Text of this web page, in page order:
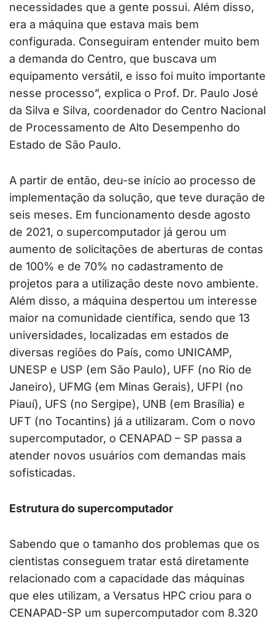
necessidades que a gente possui. Além disso,
era a máquina que estava mais bem
configurada. Conseguiram entender muito bem
a demanda do Centro, que buscava um
equipamento versátil, e isso foi muito importante
nesse processo”, explica o Prof. Dr. Paulo José
da Silva e Silva, coordenador do Centro Nacional
de Processamento de Alto Desempenho do
Estado de São Paulo.
A partir de então, deu-se início ao processo de
implementação da solução, que teve duração de
seis meses. Em funcionamento desde agosto
de 2021, o supercomputador já gerou um
aumento de solicitações de aberturas de contas
de 100% e de 70% no cadastramento de
projetos para a utilização deste novo ambiente.
Além disso, a máquina despertou um interesse
maior na comunidade científica, sendo que 13
universidades, localizadas em estados de
diversas regiões do País, como UNICAMP,
UNESP e USP (em São Paulo), UFF (no Rio de
Janeiro), UFMG (em Minas Gerais), UFPI (no
Piauí), UFS (no Sergipe), UNB (em Brasília) e
UFT (no Tocantins) já a utilizaram. Com o novo
supercomputador, o CENAPAD – SP passa a
atender novos usuários com demandas mais
sofisticadas.
Estrutura do supercomputador
Sabendo que o tamanho dos problemas que os
cientistas conseguem tratar está diretamente
relacionado com a capacidade das máquinas
que eles utilizam, a Versatus HPC criou para o
CENAPAD-SP um supercomputador com 8.320